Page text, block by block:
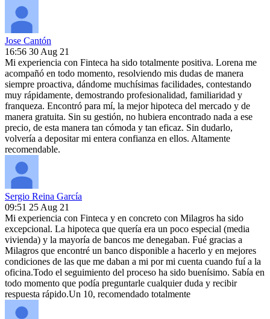
Jose Cantón
16:56 30 Aug 21
Mi experiencia con Finteca ha sido totalmente positiva. Lorena me
acompañó en todo momento, resolviendo mis dudas de manera
siempre proactiva, dándome muchísimas facilidades, contestando
muy rápidamente, demostrando profesionalidad, familiaridad y
franqueza. Encontró para mí, la mejor hipoteca del mercado y de
manera gratuita. Sin su gestión, no hubiera encontrado nada a ese
precio, de esta manera tan cómoda y tan eficaz. Sin dudarlo,
volvería a depositar mi entera confianza en ellos. Altamente
recomendable.
Sergio Reina García
09:51 25 Aug 21
Mi experiencia con Finteca y en concreto con Milagros ha sido
excepcional. La hipoteca que quería era un poco especial (media
vivienda) y la mayoría de bancos me denegaban. Fué gracias a
Milagros que encontré un banco disponible a hacerlo y en mejores
condiciones de las que me daban a mi por mi cuenta cuando fuí a la
oficina.Todo el seguimiento del proceso ha sido buenísimo. Sabía en
todo momento que podía preguntarle cualquier duda y recibir
respuesta rápido.Un 10, recomendado totalmente